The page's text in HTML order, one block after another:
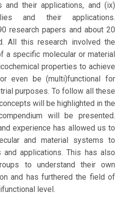
and their applications, and (ix)
and their applications.
research papers and about 20
All this research involved the
a specific molecular or material
properties to achieve
even be (multi)functional for
purposes. To follow all these
will be highlighted in the
will be presented.
experience has allowed us to
and material systems to
applications. This has also
to understand their own
and has furthered the field of
level.